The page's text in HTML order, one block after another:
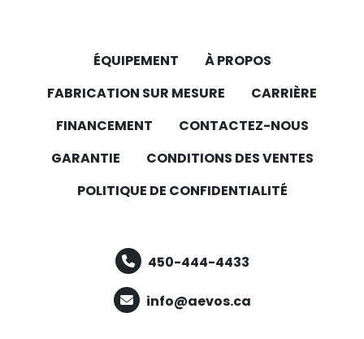
ÉQUIPEMENT
À PROPOS
FABRICATION SUR MESURE
CARRIÈRE
FINANCEMENT
CONTACTEZ-NOUS
GARANTIE
CONDITIONS DES VENTES
POLITIQUE DE CONFIDENTIALITÉ
450-444-4433
info@aevos.ca